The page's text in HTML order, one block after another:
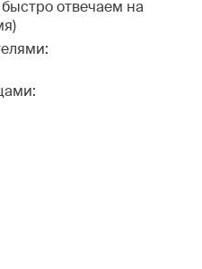
отвечаем на